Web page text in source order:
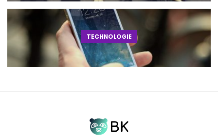
TECHNOLOGIE